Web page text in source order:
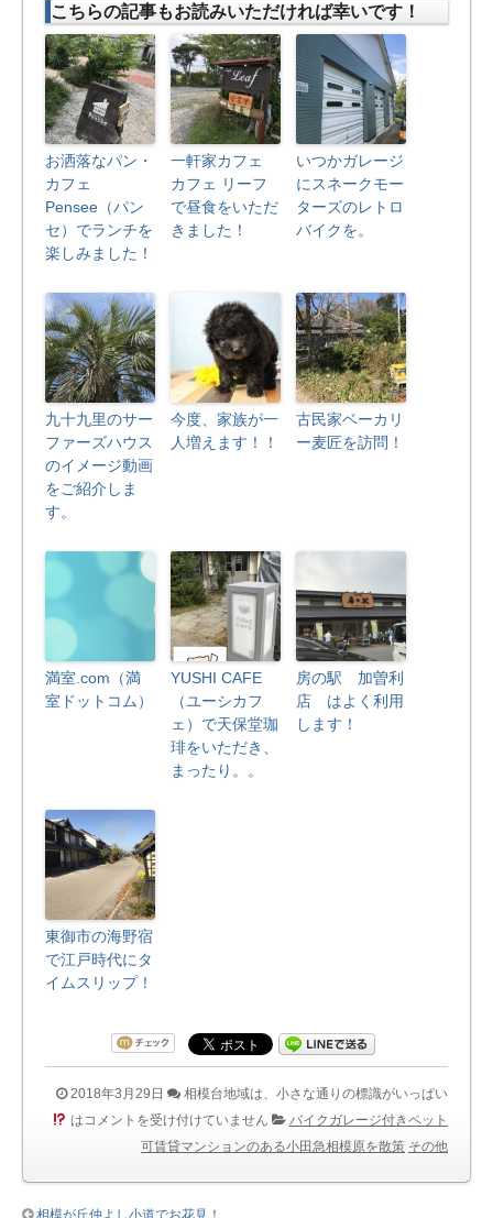
こちらの記事もお読みいただければ幸いです！
お洒落なパン・
カフェ
Pensee（パン
セ）でランチを
楽しみました！
一軒家カフェ
カフェ リーフ
で昼食をいただ
きました！
いつかガレージ
にスネークモー
ターズのレトロ
バイクを。
九十九里のサー
ファーズハウス
のイメージ動画
をご紹介しま
す。
今度、家族が一
人増えます！！
古民家ベーカリ
ー麦匠を訪問！
満室.com（満
室ドットコム）
YUSHI CAFE
（ユーシカフ
ェ）で天保堂珈
琲をいただき、
まったり。。
房の駅 加曽利
店 はよく利用
します！
東御市の海野宿
で江戸時代にタ
イムスリップ！
2018年3月29日
相模台地域は、小さな通りの標識がいっぱい
は コメントを受け付けていません
バイクガレージ付きペット
可賃貸マンションのある小田急相模原を散策 その他